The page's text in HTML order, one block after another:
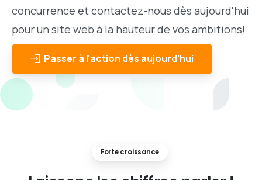
concurrence et contactez-nous dès aujourd'hui
pour un site web à la hauteur de vos ambitions!
Passer à l'action dès aujourd'hui
Forte croissance